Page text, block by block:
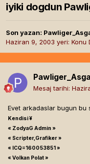
iyiki dogdun
Son yazan:
Haziran 9, 2003 yeri: Konu
Mesaj tarihi:
Evet arkadaslar bugun bu
Kendisi ¥
« ZodyaG Admin »
« Scripter,Grafiker »
« ICQ=160053851 »
« Volkan Polat »